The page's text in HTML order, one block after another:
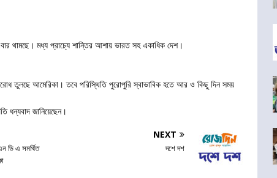
থামছে। মধ্য প্রাচ্যে শান্তির আশায় ভারত সহ একাধিক দেশ।
তুলছে আমেরিকা। তবে পরিস্থিতি পুরোপুরি স্বাভাবিক হতে আর ও কিছু দিন সময়
ধন্যবাদ জানিয়েছেন।
ডি এ সমর্থিত
NEXT
দশে দশ